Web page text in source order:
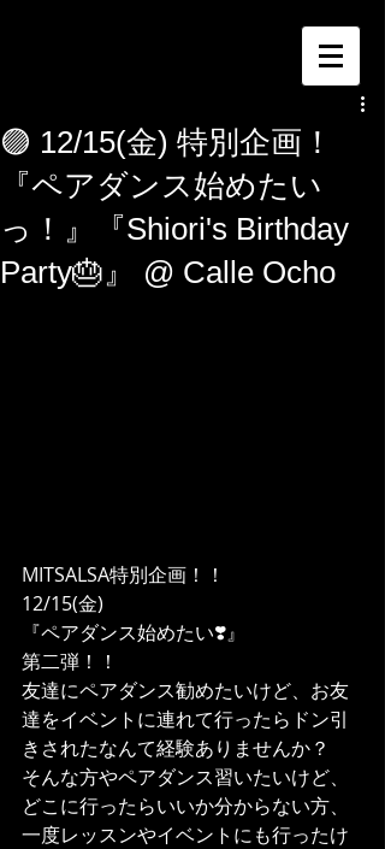
🟣 12/15(金) 特別企画！
『ペアダンス始めたい
っ！』『Shiori's Birthday
Party🎂』 @ Calle Ocho
MITSALSA特別企画！！
12/15(金)
『ペアダンス始めたい❣️』
第二弾！！
友達にペアダンス勧めたいけど、お友
達をイベントに連れて行ったらドン引
きされたなんて経験ありませんか？
そんな方やペアダンス習いたいけど、
どこに行ったらいいか分からない方、
一度レッスンやイベントにも行ったけ